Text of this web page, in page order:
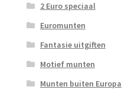
2 Euro speciaal
Euromunten
Fantasie uitgiften
Motief munten
Munten buiten Europa